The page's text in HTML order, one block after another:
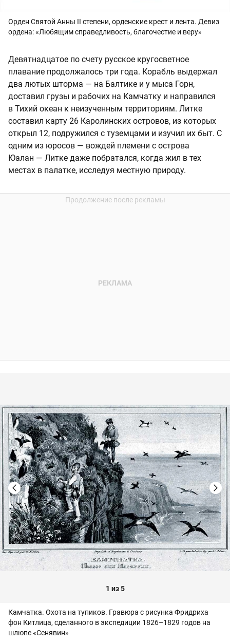
Орден Святой Анны II степени, орденские крест и лента. Девиз
ордена: «Любящим справедливость, благочестие и веру»
Девятнадцатое по счету русское кругосветное
плавание продолжалось три года. Корабль выдержал
два лютых шторма — на Балтике и у мыса Горн,
доставил грузы и рабочих на Камчатку и направился
в Тихий океан к неизученным территориям. Литке
составил карту 26 Каролинских островов, из которых
открыл 12, подружился с туземцами и изучил их быт. С
одним из юросов — вождей племени с острова
Юалан — Литке даже побратался, когда жил в тех
местах в палатке, исследуя местную природу.
1 из 5
Камчатка. Охота на тупиков. Гравюра с рисунка Фридриха
фон Китлица, сделанного в экспедиции 1826–1829 годов на
шлюпе «Сенявин»